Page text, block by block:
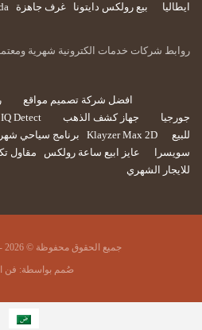
ايطاليا
بيع رولكس دايتونا غرف جاهزة
روابط شركات خدمات الكترونية شهرية
افضل شركة تصميم مواقع
جورجيا
جهاز كشف الذهب Detect
للبيع
Klayzer Max 2D برنامج سياحي
سويسرا
عايز ابيع ساعة رولكس مقاول
للايجار الشهري
جميع الحقوق محفوظة © 2026 - لموقع فن التفكير.
صُمم بواسطة: فن